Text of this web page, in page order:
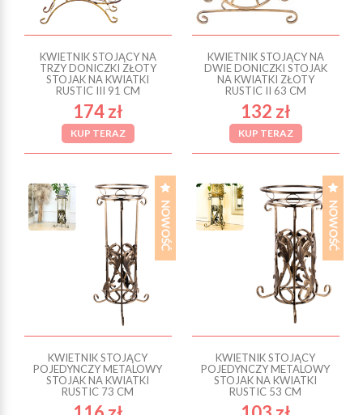
KWIETNIK STOJĄCY NA
TRZY DONICZKI ZŁOTY
STOJAK NA KWIATKI
RUSTIC III 91 CM
174 zł
KUP TERAZ
KWIETNIK STOJĄCY NA
DWIE DONICZKI STOJAK
NA KWIATKI ZŁOTY
RUSTIC II 63 CM
132 zł
KUP TERAZ
KWIETNIK STOJĄCY
POJEDYNCZY METALOWY
STOJAK NA KWIATKI
RUSTIC 73 CM
KWIETNIK STOJĄCY
POJEDYNCZY METALOWY
STOJAK NA KWIATKI
RUSTIC 53 CM